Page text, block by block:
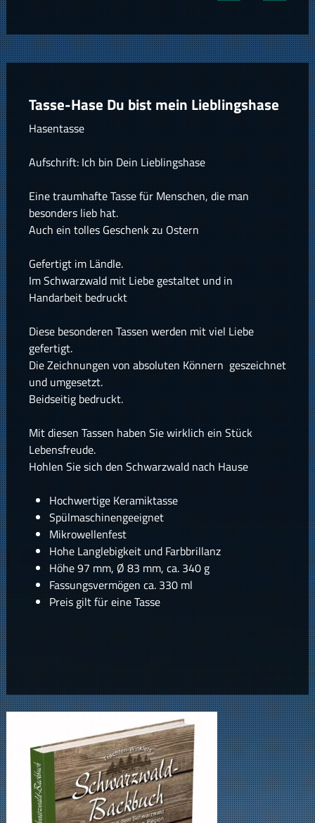
Tasse-Hase Du bist mein Lieblingshase
Hasentasse
Aufschrift: Ich bin Dein Lieblingshase
Eine traumhafte Tasse für Menschen, die man
besonders lieb hat.
Auch ein tolles Geschenk zu Ostern
Gefertigt im Ländle.
Im Schwarzwald mit Liebe gestaltet und in
Handarbeit bedruckt
Diese besonderen Tassen werden mit viel Liebe
gefertigt.
Die Zeichnungen von absoluten Könnern geszeichnet
und umgesetzt.
Beidseitig bedruckt.
Mit diesen Tassen haben Sie wirklich ein Stück
Lebensfreude.
Hohlen Sie sich den Schwarzwald nach Hause
Hochwertige Keramiktasse
Spülmaschinengeeignet
Mikrowellenfest
Hohe Langlebigkeit und Farbbrillanz
Höhe 97 mm, Ø 83 mm, ca. 340 g
Fassungsvermögen ca. 330 ml
Preis gilt für eine Tasse